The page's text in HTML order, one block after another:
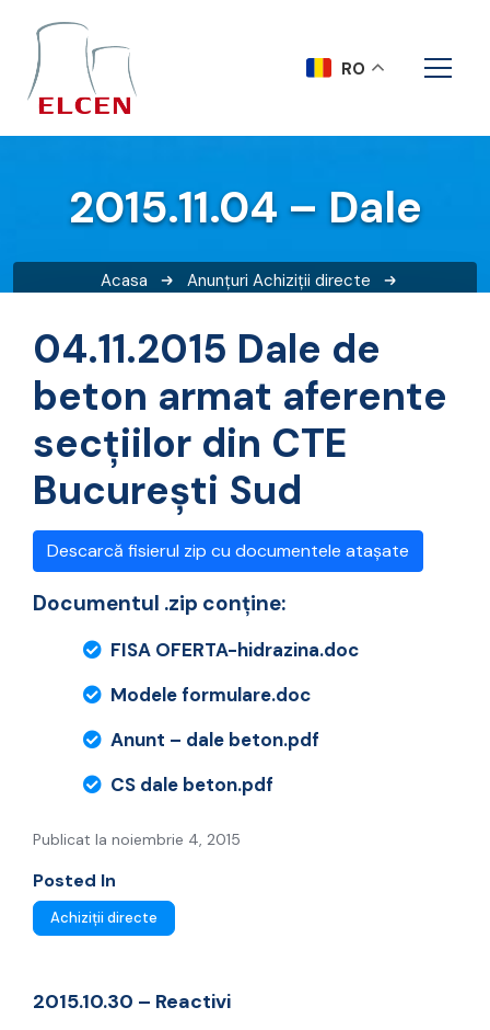
2015.11.04 – Dale
Acasa Anunțuri Achiziții directe
04.11.2015 Dale de
beton armat aferente
secțiilor din CTE
București Sud
Descarcă fisierul zip cu documentele atașate
Documentul .zip conține:
FISA OFERTA-hidrazina.doc
Modele formulare.doc
Anunt – dale beton.pdf
CS dale beton.pdf
Publicat la noiembrie 4, 2015
Posted In
Achiziții directe
2015.10.30 – Reactivi
RO